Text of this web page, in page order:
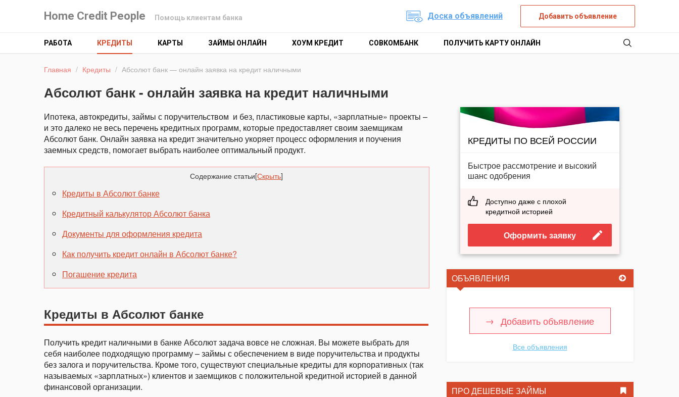
Home Credit People Помощь клиентам банка Доска объявлений Добавить объявление
РАБОТА КРЕДИТЫ КАРТЫ ЗАЙМЫ ОНЛАЙН ХОУМ КРЕДИТ СОВКОМБАНК ПОЛУЧИТЬ КАРТУ ОНЛАЙН
Главная / Кредиты / Абсолют банк — онлайн заявка на кредит наличными
Абсолют банк - онлайн заявка на кредит наличными
Ипотека, автокредиты, займы с поручительством и без, пластиковые карты, «зарплатные» проекты –
и это далеко не весь перечень кредитных программ, которые предоставляет своим заемщикам
Абсолют банк. Онлайн заявка на кредит значительно укоряет процесс оформления и поучения
заемных средств, помогает выбрать наиболее оптимальный продукт.
Содержание статьи[Скрыть]
Кредиты в Абсолют банке
Кредитный калькулятор Абсолют банка
Документы для оформления кредита
Как получить кредит онлайн в Абсолют банке?
Погашение кредита
Кредиты в Абсолют банке
Получить кредит наличными в банке Абсолют задача вовсе не сложная. Вы можете выбрать для
себя наиболее подходящую программу – займы с обеспечением в виде поручительства и продукты
без залога и поручительства. Кроме того, существуют специальные кредиты для корпоративных (так
называемых «зарплатных») клиентов и заемщиков с положительной кредитной историей в данной
финансовой организации.
КРЕДИТЫ ПО ВСЕЙ РОССИИ
Быстрое рассмотрение и высокий
шанс одобрения
Доступно даже с плохой
кредитной историей
Оформить заявку
ОБЪЯВЛЕНИЯ
Добавить объявление
Все объявления
ПРО ДЕШЕВЫЕ ЗАЙМЫ